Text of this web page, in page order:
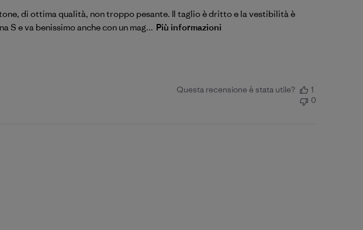
di ottima qualità, non troppo pesante. Il taglio è dritto e la vestibilità è
S e va benissimo anche con un mag... Più informazioni
Questa recensione è stata utile?
1
0